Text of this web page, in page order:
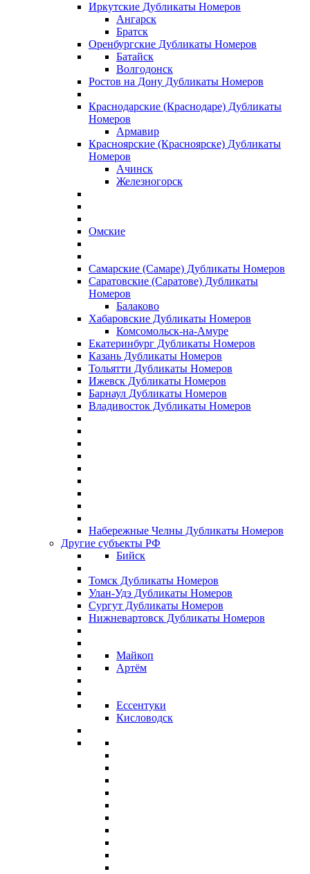
Иркутские Дубликаты Номеров
Ангарск
Братск
Оренбургские Дубликаты Номеров
Батайск
Волгодонск
Ростов на Дону Дубликаты Номеров
Краснодарские (Краснодаре) Дубликаты
Номеров
Армавир
Красноярские (Красноярске) Дубликаты
Номеров
Ачинск
Железногорск
Омские
Самарские (Самаре) Дубликаты Номеров
Саратовские (Саратове) Дубликаты
Номеров
Балаково
Хабаровские Дубликаты Номеров
Комсомольск-на-Амуре
Екатеринбург Дубликаты Номеров
Казань Дубликаты Номеров
Тольятти Дубликаты Номеров
Ижевск Дубликаты Номеров
Барнаул Дубликаты Номеров
Владивосток Дубликаты Номеров
Набережные Челны Дубликаты Номеров
Другие субъекты РФ
Бийск
Томск Дубликаты Номеров
Улан-Удэ Дубликаты Номеров
Сургут Дубликаты Номеров
Нижневартовск Дубликаты Номеров
Майкоп
Артём
Ессентуки
Кисловодск